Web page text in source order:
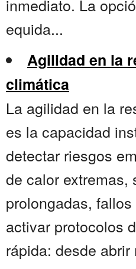
inmediato. La
equida...
Agilidad en la
climática
La agilidad en la
es la capacidad
detectar riesgos
de calor extremas,
prolongadas,
activar protocolos
rápida: desde